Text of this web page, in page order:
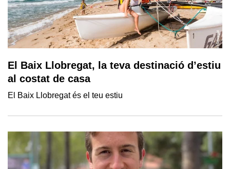
El Baix Llobregat, la teva destinació d’estiu
al costat de casa
El Baix Llobregat és el teu estiu